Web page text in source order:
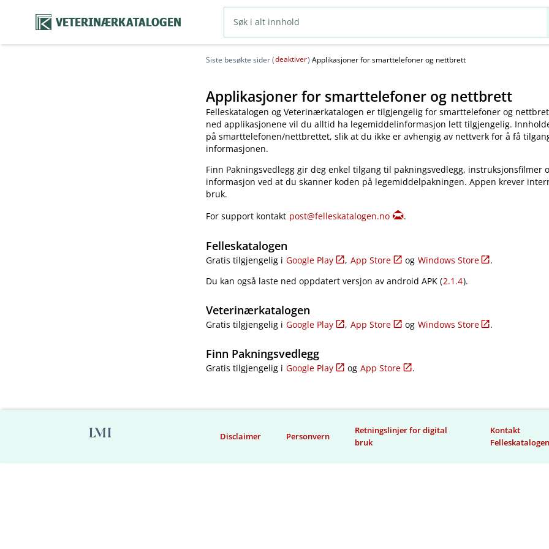
VETERINÆRKATALOGEN
Siste besøkte sider (deaktiver) Applikasjoner for smarttelefoner og nettbrett
Applikasjoner for smarttelefoner og nettbrett
Felleskatalogen og Veterinærkatalogen er tilgjengelig for smarttelefoner og
ned applikasjonene vil du alltid ha legemiddelinformasjon lett tilgjengelig.
på smarttelefonen​/​nettbrettet, slik at du ikke er avhengig av nettverk for å få
informasjonen.
Finn Pakningsvedlegg gir deg enkel tilgang til pakningsvedlegg, instruksjonsfilmer
informasjon ved at du skanner koden på legemiddelpakningen. Appen krever
bruk.
For support kontakt post@felleskatalogen.no .
Felleskatalogen
Gratis tilgjengelig i Google Play , App Store og Windows Store
.
Du kan også laste ned oppdatert versjon av android APK (2.1.4).
Veterinærkatalogen
Gratis tilgjengelig i Google Play , App Store og Windows Store .
Finn Pakningsvedlegg
Gratis tilgjengelig i Google Play og App Store .
Disclaimer Personvern
Retningslinjer for digital
bruk
Kontakt
Felleskatalogen